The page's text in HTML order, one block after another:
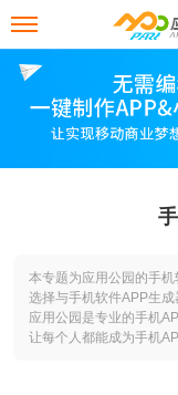
本专题为应用公园的手
选择与手机软件APP生成
应用公园是专业的手机
让每个人都能成为手机